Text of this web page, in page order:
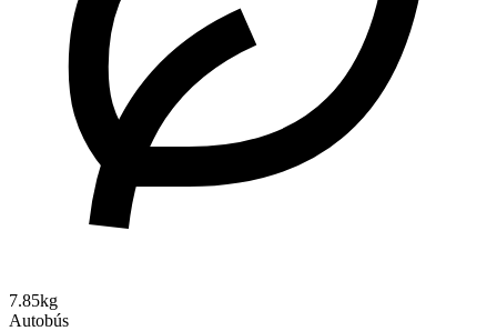
7.85kg
Autobús